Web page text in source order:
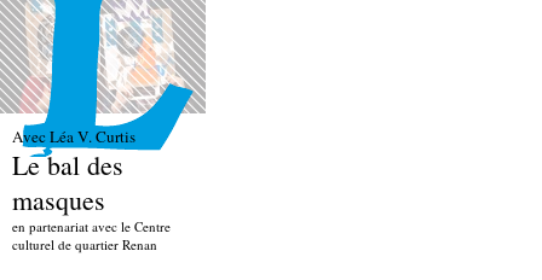
Avec Léa V. Curtis
Le bal des
masques
en partenariat avec le Centre
culturel de quartier Renan